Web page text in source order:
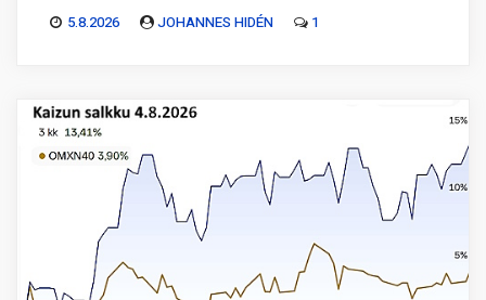
5.8.2026 JOHANNES HIDÉN 1